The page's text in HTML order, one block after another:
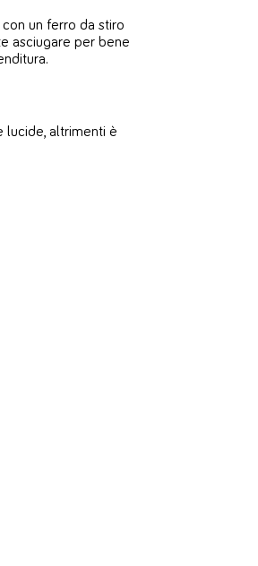
un ferro da stiro
asciugare per bene
lucide, altrimenti è